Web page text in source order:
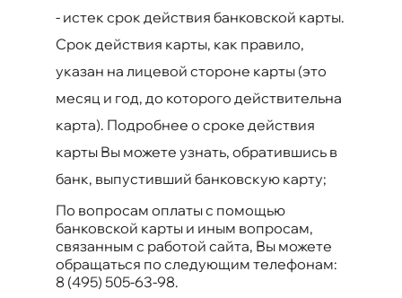
- истек срок действия банковской карты.
Срок действия карты, как правило,
указан на лицевой стороне карты (это
месяц и год, до которого действительна
карта). Подробнее о сроке действия
карты Вы можете узнать, обратившись в
банк, выпустивший банковскую карту;
По вопросам оплаты с помощью
банковской карты и иным вопросам,
связанным с работой сайта, Вы можете
обращаться по следующим телефонам:
8 (495) 505-63-98.